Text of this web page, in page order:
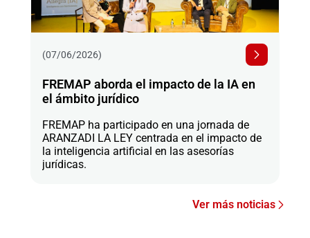
(07/06/2026)
FREMAP aborda el impacto de la IA en
el ámbito jurídico
FREMAP ha participado en una jornada de
ARANZADI LA LEY centrada en el impacto de
la inteligencia artificial en las asesorías
jurídicas.
Ver más noticias